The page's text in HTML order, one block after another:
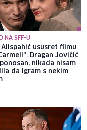
NA SFF-U
Alispahić ususret filmu
Dragan Jovičić
nikada nisam
da igram s nekim